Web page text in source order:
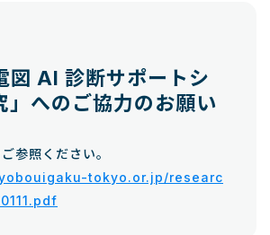
図 AI 診断サポートシ
」へのご協力のお願い
参照ください。
tokyo.or.jp/researc